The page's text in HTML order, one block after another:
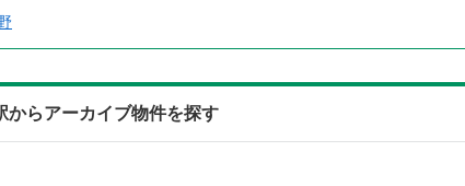
からアーカイブ物件を探す